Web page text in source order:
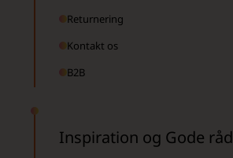
Returnering
Kontakt os
B2B
Inspiration og Gode råd